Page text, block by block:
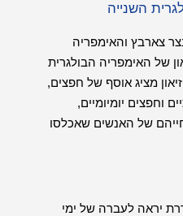
השנייה
צארבץ והאימפריה
של האימפריה הבולגרית
מציג אוסף של חפצים,
וחפצים יומיומיים,
של האנשים שאכלסו
יראה לעברה של ימי